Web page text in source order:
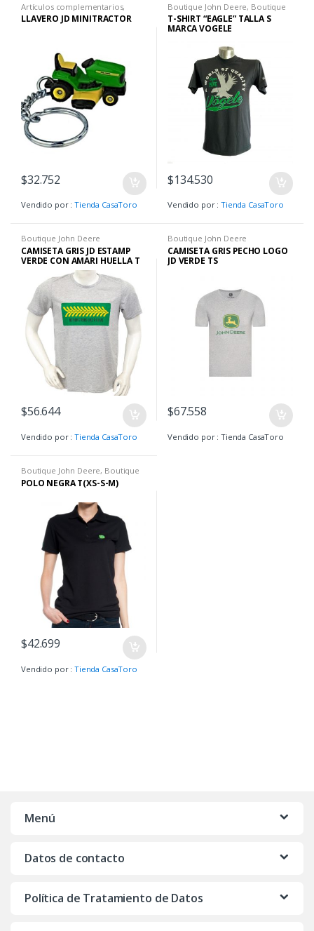
Artículos complementarios,
Boutique John Deere,Llaveros
Llaveros
LLAVERO JD MINITRACTOR
$32.752
Vendido por :Tienda CasaToro
Boutique John Deere, Boutique
John Deere,Camisetas H
T-SHIRT “EAGLE” TALLA S
MARCA VOGELE
$134.530
Vendido por :Tienda CasaToro
Boutique John Deere
CAMISETA GRIS JD ESTAMP
VERDE CON AMARI HUELLA T
$56.644
Vendido por :Tienda CasaToro
Boutique John Deere
CAMISETA GRIS PECHO LOGO
JD VERDE TS
$67.558
Vendido por : Tienda CasaToro
Boutique John Deere, Boutique
John Deere,Camisetas H
POLO NEGRA T(XS-S-M)
$42.699
Vendido por :Tienda CasaToro
Menú
Datos de contacto
Política de Tratamiento de Datos